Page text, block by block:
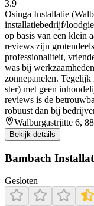
3.9
Osinga Installatie
installatiebedrijf/
op basis van een klein
reviews zijn
professionaliteit,
was bij
zonnepanelen. Tegelijk
ster) met geen
reviews is de
robuust dan bij
Walburgastrjitte 6,
Bekijk details
Bambach
Gesloten